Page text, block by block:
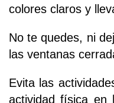
colores claros y
No te quedes, ni
las ventanas
Evita las
actividad física en